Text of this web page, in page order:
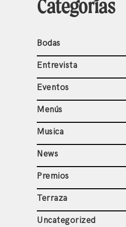
Categorías
Bodas
Entrevista
Eventos
Menús
Musica
News
Premios
Terraza
Uncategorized